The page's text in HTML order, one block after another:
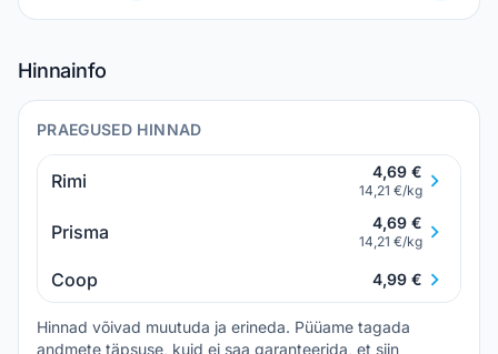
Hinnainfo
PRAEGUSED HINNAD
Rimi 4,69 €
14,21 €/kg
Prisma 4,69 €
14,21 €/kg
Coop 4,99 €
Hinnad võivad muutuda ja erineda. Püüame tagada
andmete täpsuse, kuid ei saa garanteerida, et siin